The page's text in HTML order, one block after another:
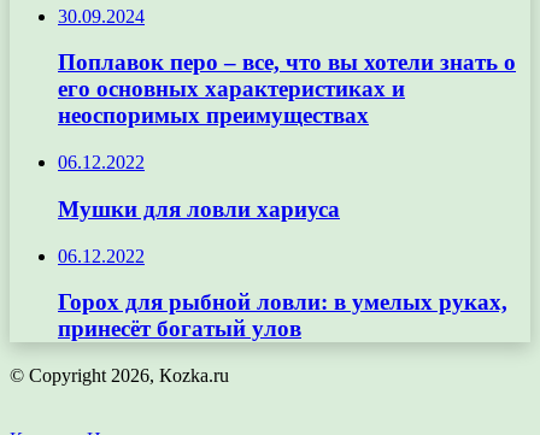
30.09.2024
Поплавок перо – все, что вы хотели знать о
его основных характеристиках и
неоспоримых преимуществах
06.12.2022
Мушки для ловли хариуса
06.12.2022
Горох для рыбной ловли: в умелых руках,
принесёт богатый улов
© Copyright 2026, Кozka.ru